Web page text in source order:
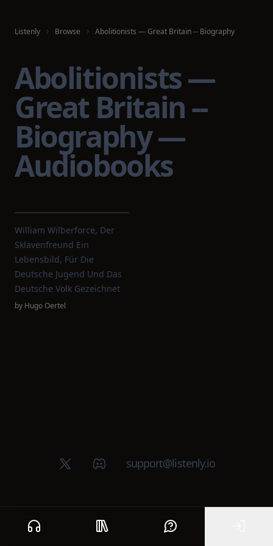
Home Public library Help
Listenly Browse Abolitionists — Great Britain -- Biography
Abolitionists —
Great Britain --
Biography —
Audiobooks
William Wilberforce, Der
Sklavenfreund Ein
Lebensbild, Für Die
Deutsche Jugend Und Das
Deutsche Volk Gezeichnet
by Hugo Oertel
X (Twitter)Discord groupsupport@listenly.io